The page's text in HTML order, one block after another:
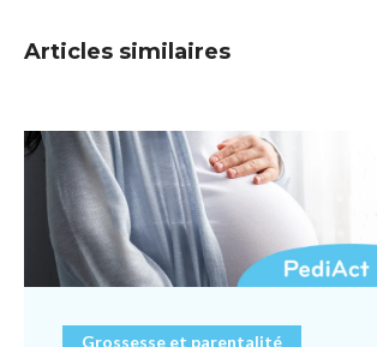
Articles similaires
Grossesse et parentalité